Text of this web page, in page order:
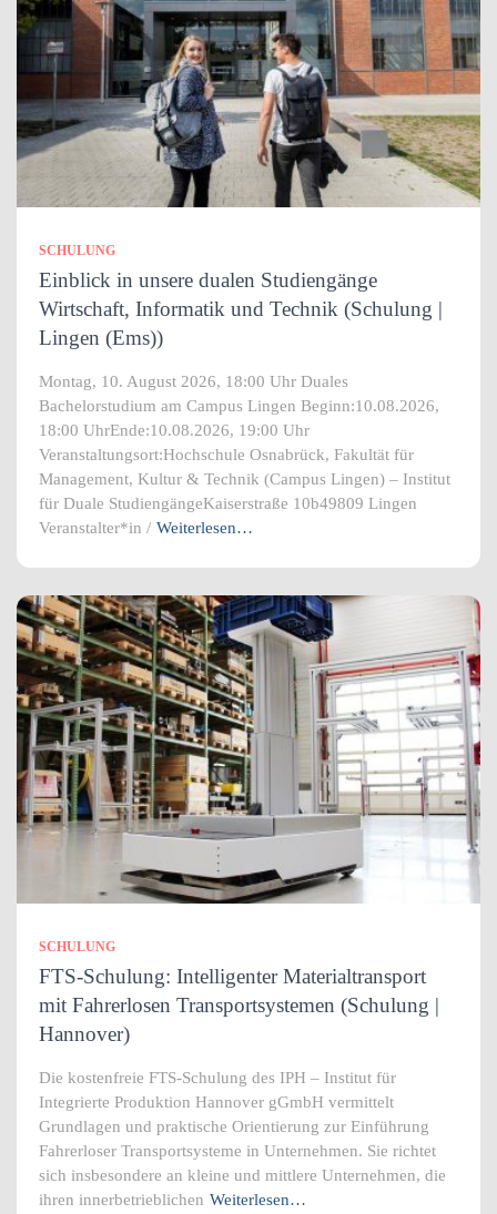
SCHULUNG
Einblick in unsere dualen Studiengänge
Wirtschaft, Informatik und Technik (Schulung |
Lingen (Ems))
Montag, 10. August 2026, 18:00 Uhr Duales
Bachelorstudium am Campus Lingen Beginn:10.08.2026,
18:00 UhrEnde:10.08.2026, 19:00 Uhr
Veranstaltungsort:Hochschule Osnabrück, Fakultät für
Management, Kultur & Technik (Campus Lingen) – Institut
für Duale StudiengängeKaiserstraße 10b49809 Lingen
Veranstalter*in / Weiterlesen…
SCHULUNG
FTS-Schulung: Intelligenter Materialtransport
mit Fahrerlosen Transportsystemen (Schulung |
Hannover)
Die kostenfreie FTS-Schulung des IPH – Institut für
Integrierte Produktion Hannover gGmbH vermittelt
Grundlagen und praktische Orientierung zur Einführung
Fahrerloser Transportsysteme in Unternehmen. Sie richtet
sich insbesondere an kleine und mittlere Unternehmen, die
ihren innerbetrieblichen Weiterlesen…